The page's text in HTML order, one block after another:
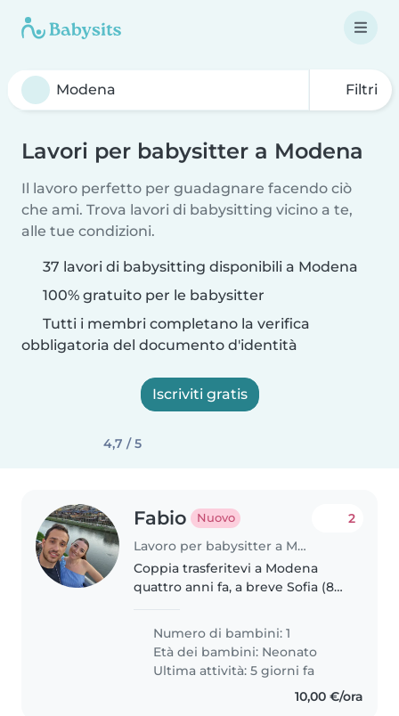
Filtri
Lavori per babysitter a Modena
Il lavoro perfetto per guadagnare facendo ciò
che ami. Trova lavori di babysitting vicino a te,
alle tue condizioni.
37 lavori di babysitting disponibili a Modena
100% gratuito per le babysitter
Tutti i membri completano la verifica
obbligatoria del documento d'identità
Iscriviti gratis
4,7 / 5
Fabio Nuovo
Lavoro per babysitter a Modena
2
Coppia trasferitevi a Modena
quattro anni fa, a breve Sofia (8
bisogno di qualcuno che ci
accompagni e ci supporti in
questa nuova avventura. Mia
moglie..
Numero di bambini: 1
Età dei bambini: Neonato
Ultima attività: 5 giorni fa
10,00 €/ora